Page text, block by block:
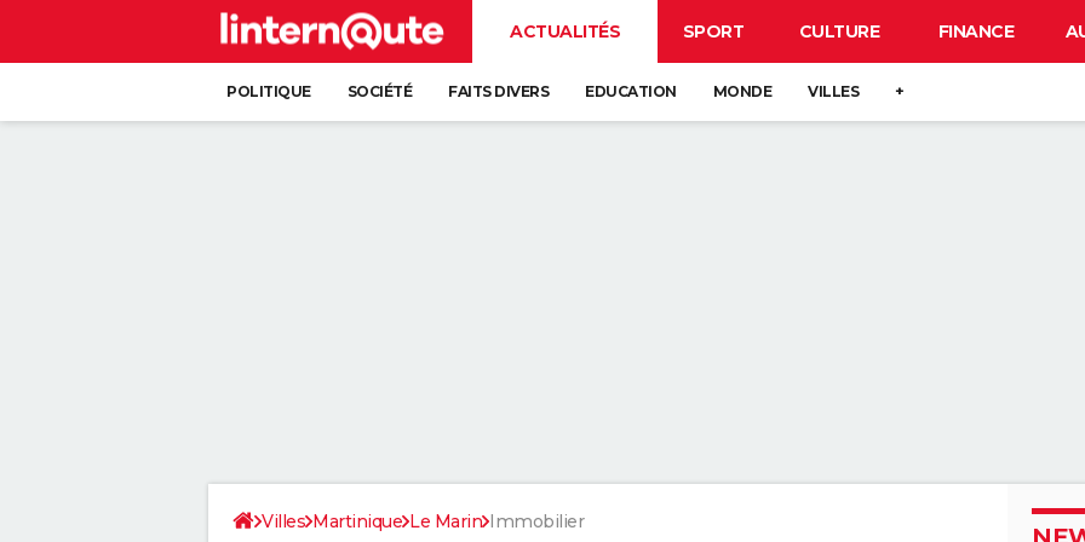
ACTUALITÉS SPORT CULTURE FINANCE
POLITIQUE SOCIÉTÉ FAITS DIVERS EDUCATION MONDE VILLES +
Villes Martinique Le Marin Immobilier